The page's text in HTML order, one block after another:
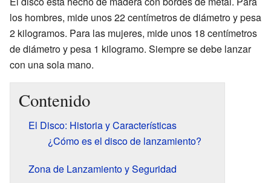
los hombres, mide unos 22 centímetros de diámetro y pesa
2 kilogramos. Para las mujeres, mide unos 18 centímetros
de diámetro y pesa 1 kilogramo. Siempre se debe lanzar
con una sola mano.
Contenido
El Disco: Historia y Características
¿Cómo es el disco de lanzamiento?
Zona de Lanzamiento y Seguridad